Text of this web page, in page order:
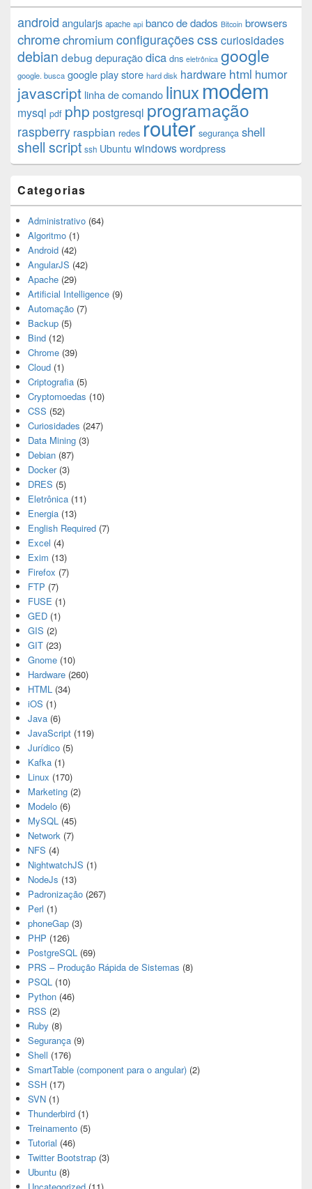
android angularjs apache api banco de dados Bitcoin browsers
chromechromium configurações css curiosidades
debian debug depuraçãodica dns eletrônica google
google. busca google play store hard disk hardware html humor
javascript linha de comando linux modem
mysql pdf php postgresql programação
raspberry raspbian redes router segurança shell
shell script ssh Ubuntu windows wordpress
Categorias
Administrativo (64)
Algoritmo (1)
Android (42)
AngularJS (42)
Apache (29)
Artificial Intelligence (9)
Automação (7)
Backup (5)
Bind (12)
Chrome (39)
Cloud (1)
Criptografia (5)
Cryptomoedas (10)
CSS (52)
Curiosidades (247)
Data Mining (3)
Debian (87)
Docker(3)
DRES (5)
Eletrônica (11)
Energia (13)
English Required (7)
Excel (4)
Exim (13)
Firefox (7)
FTP (7)
FUSE (1)
GED (1)
GIS (2)
GIT (23)
Gnome (10)
Hardware (260)
HTML (34)
iOS (1)
Java (6)
JavaScript (119)
Jurídico (5)
Kafka (1)
Linux (170)
Marketing (2)
Modelo (6)
MySQL (45)
Network (7)
NFS (4)
NightwatchJS (1)
NodeJs (13)
Padronização (267)
Perl (1)
phoneGap (3)
PHP (126)
PostgreSQL (69)
PRS – Produção Rápida de Sistemas (8)
PSQL (10)
Python (46)
RSS (2)
Ruby (8)
Segurança (9)
Shell (176)
SmartTable (component para o angular) (2)
SSH (17)
SVN (1)
Thunderbird (1)
Treinamento (5)
Tutorial (46)
Twitter Bootstrap (3)
Ubuntu (8)
Uncategorized (11)